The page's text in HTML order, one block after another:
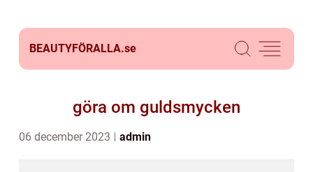
BEAUTYFÖRALLA.se
göra om guldsmycken
06 december 2023 admin